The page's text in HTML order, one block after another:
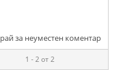
за неуместен коментар
1 - 2 от 2